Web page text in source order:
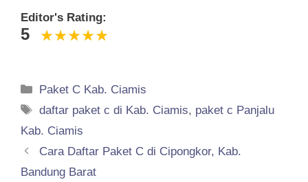
Editor's Rating:
5
Categories
Paket C Kab. Ciamis
Tags
daftar paket c di Kab. Ciamis, paket c Panjalu
Kab. Ciamis
Cara Daftar Paket C di Cipongkor, Kab.
Bandung Barat